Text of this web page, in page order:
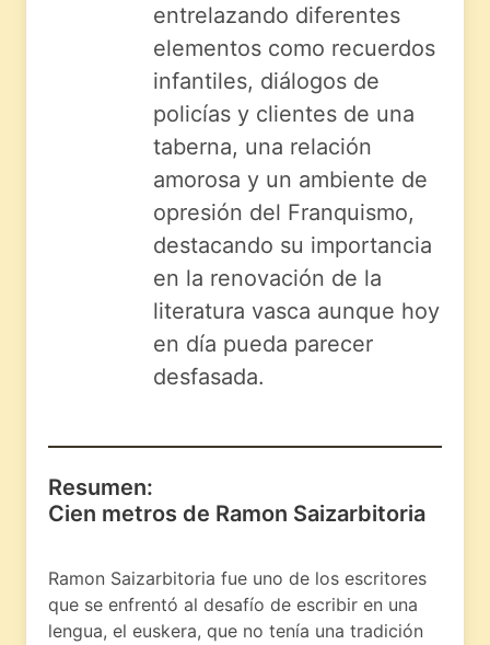
entrelazando diferentes
elementos como recuerdos
infantiles, diálogos de
policías y clientes de una
taberna, una relación
amorosa y un ambiente de
opresión del Franquismo,
destacando su importancia
en la renovación de la
literatura vasca aunque hoy
en día pueda parecer
desfasada.
Resumen:
Cien metros de Ramon Saizarbitoria
Ramon Saizarbitoria fue uno de los escritores
que se enfrentó al desafío de escribir en una
lengua, el euskera, que no tenía una tradición